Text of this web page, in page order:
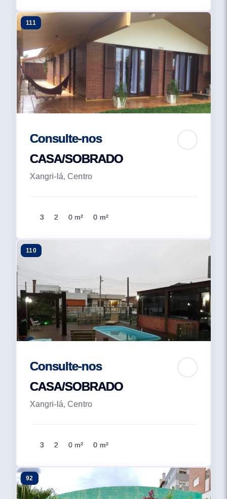
111
Consulte-nos
CASA/SOBRADO
Xangri-lá, Centro
3 2 0 m² 0 m²
110
Consulte-nos
CASA/SOBRADO
Xangri-lá, Centro
3 2 0 m² 0 m²
92